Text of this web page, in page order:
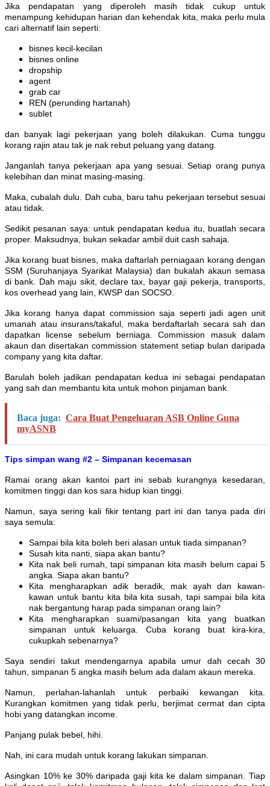
Jika pendapatan yang diperoleh masih tidak cukup untuk
menampung kehidupan harian dan kehendak kita, maka perlu mula
cari alternatif lain seperti:
bisnes kecil-kecilan
bisnes online
dropship
agent
grab car
REN (perunding hartanah)
sublet
dan banyak lagi pekerjaan yang boleh dilakukan. Cuma tunggu
korang rajin atau tak je nak rebut peluang yang datang.
Janganlah tanya pekerjaan apa yang sesuai. Setiap orang punya
kelebihan dan minat masing-masing.
Maka, cubalah dulu. Dah cuba, baru tahu pekerjaan tersebut sesuai
atau tidak.
Sedikit pesanan saya: untuk pendapatan kedua itu, buatlah secara
proper. Maksudnya, bukan sekadar ambil duit cash sahaja.
Jika korang buat bisnes, maka daftarlah perniagaan korang dengan
SSM (Suruhanjaya Syarikat Malaysia) dan bukalah akaun semasa
di bank. Dah maju sikit, declare tax, bayar gaji pekerja, transports,
kos overhead yang lain, KWSP dan SOCSO.
Jika korang hanya dapat commission saja seperti jadi agen unit
umanah atau insurans/takaful, maka berdaftarlah secara sah dan
dapatkan license sebelum berniaga. Commission masuk dalam
akaun dan disertakan commission statement setiap bulan daripada
company yang kita daftar.
Barulah boleh jadikan pendapatan kedua ini sebagai pendapatan
yang sah dan membantu kita untuk mohon pinjaman bank.
Baca juga: Cara Buat Pengeluaran ASB Online Guna
myASNB
Tips simpan wang #2 – Simpanan kecemasan
Ramai orang akan kantoi part ini sebab kurangnya kesedaran,
komitmen tinggi dan kos sara hidup kian tinggi.
Namun, saya sering kali fikir tentang part ini dan tanya pada diri
saya semula:
Sampai bila kita boleh beri alasan untuk tiada simpanan?
Susah kita nanti, siapa akan bantu?
Kita nak beli rumah, tapi simpanan kita masih belum capai 5
angka. Siapa akan bantu?
Kita mengharapkan adik beradik, mak ayah dan kawan-
kawan untuk bantu kita bila kita susah, tapi sampai bila kita
nak bergantung harap pada simpanan orang lain?
Kita mengharapkan suami/pasangan kita yang buatkan
simpanan untuk keluarga. Cuba korang buat kira-kira,
cukupkah sebenarnya?
Saya sendiri takut mendengarnya apabila umur dah cecah 30
tahun, simpanan 5 angka masih belum ada dalam akaun mereka.
Namun, perlahan-lahanlah untuk perbaiki kewangan kita.
Kurangkan komitmen yang tidak perlu, berjimat cermat dan cipta
hobi yang datangkan income.
Panjang pulak bebel, hihi.
Nah, ini cara mudah untuk korang lakukan simpanan.
Asingkan 10% ke 30% daripada gaji kita ke dalam simpanan. Tiap